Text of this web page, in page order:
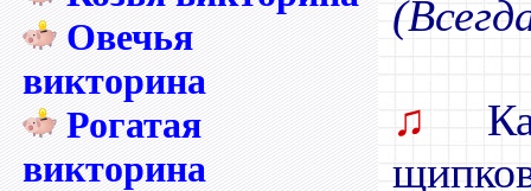
Овечья
викторина
Рогатая
викторина
♫